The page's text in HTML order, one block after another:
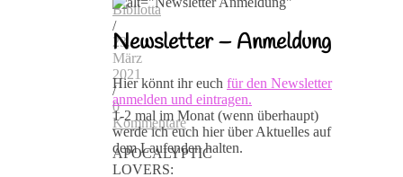
Bibilotta
/
23.
März
2021
/
0
Kommentare
APOCALYPTIC
LOVERS:
Newsletter – Anmeldung
Hier könnt ihr euch für den Newsletter
anmelden und eintragen.
1-2 mal im Monat (wenn überhaupt)
werde ich euch hier über Aktuelles auf
dem Laufenden halten.